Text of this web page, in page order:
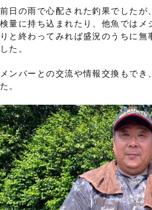
前日の雨で心配された釣果でした
検量に持ち込まれたり、他魚では
りと終わってみれば盛況のうちに無
した。
メンバーとの交流や情報交換もでき
た。